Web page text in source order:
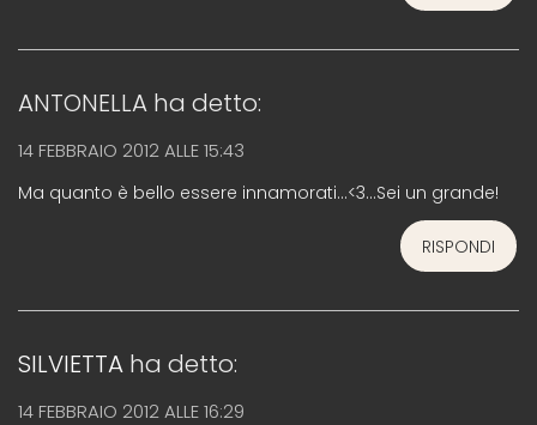
ANTONELLA ha detto:
14 FEBBRAIO 2012 ALLE 15:43
Ma quanto è bello essere innamorati…<3…Sei un grande!
RISPONDI
SILVIETTA ha detto:
14 FEBBRAIO 2012 ALLE 16:29